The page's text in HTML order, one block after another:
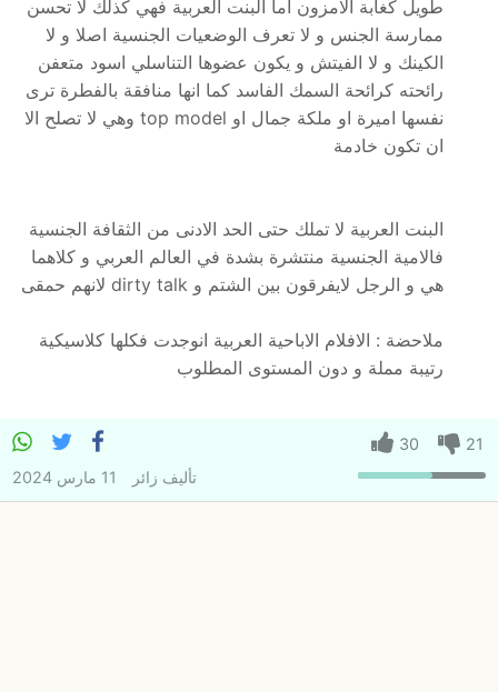
طويل كغابة الامزون اما البنت العربية فهي كذلك لا تحسن
ممارسة الجنس و لا تعرف الوضعيات الجنسية اصلا و لا
الكينك و لا الفيتش و يكون عضوها التناسلي اسود متعفن
رائحته كرائحة السمك الفاسد كما انها منافقة بالفطرة ترى
نفسها اميرة او ملكة جمال او top model وهي لا تصلح الا
ان تكون خادمة
البنت العربية لا تملك حتى الحد الادنى من الثقافة الجنسية
فالامية الجنسية منتشرة بشدة في العالم العربي و كلاهما
هي و الرجل لايفرقون بين الشتم و dirty talk لانهم حمقى
ملاحضة : الافلام الاباحية العربية انوجدت فكلها كلاسيكية
رتيبة مملة و دون المستوى المطلوب
21
30
تأليف زائر 11 مارس 2024